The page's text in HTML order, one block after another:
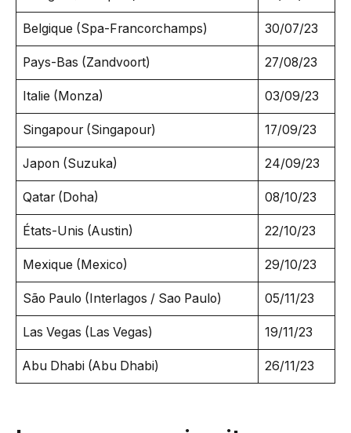
Belgique (Spa-Francorchamps) 30/07/23
Pays-Bas (Zandvoort) 27/08/23
Italie (Monza) 03/09/23
Singapour (Singapour) 17/09/23
Japon (Suzuka) 24/09/23
Qatar (Doha) 08/10/23
États-Unis (Austin) 22/10/23
Mexique (Mexico) 29/10/23
São Paulo (Interlagos / Sao Paulo) 05/11/23
Las Vegas (Las Vegas) 19/11/23
Abu Dhabi (Abu Dhabi) 26/11/23